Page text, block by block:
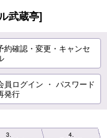
武蔵亭]
約確認・変更・キャンセ
員ログイン ・ パスワード
発行
3 4